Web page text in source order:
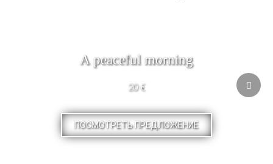
A peaceful morning
20 €
ПОСМОТРЕТЬ ПРЕДЛОЖЕНИЕ